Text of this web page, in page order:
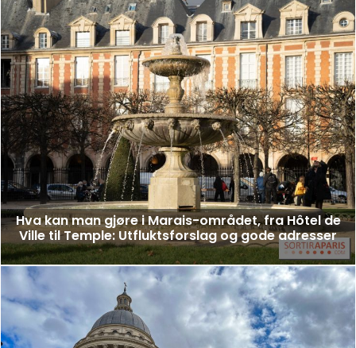
Hva kan man gjøre i Marais-området, fra Hôtel de
Ville til Temple: Utfluktsforslag og gode adresser